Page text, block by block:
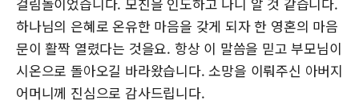
하나님의 은혜로 온유한 마음을 갖게 되자 한 영혼의 마음
문이 활짝 열렸다는 것을요. 항상 이 말씀을 믿고 부모님이
시온으로 돌아오길 바라왔습니다. 소망을 이뤄주신 아버지
어머니께 진심으로 감사드립니다.